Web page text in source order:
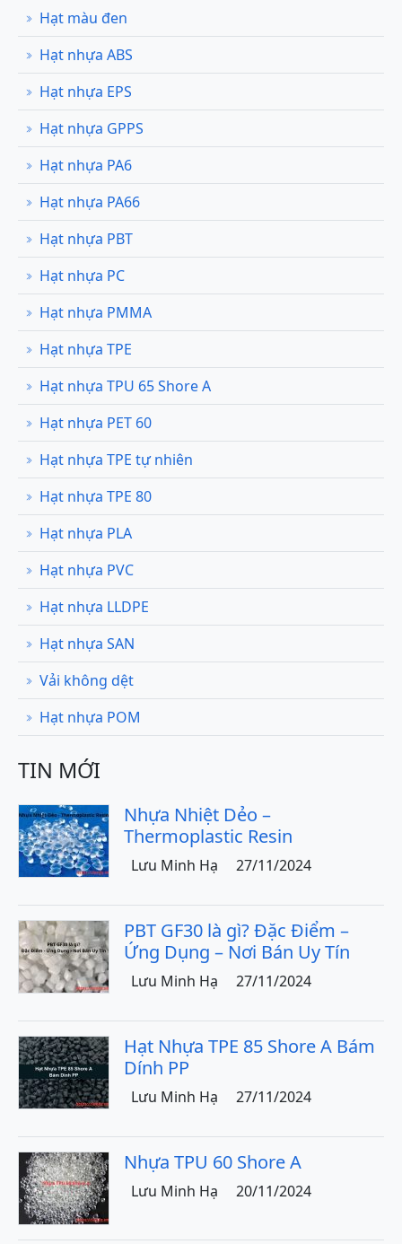
Hạt màu đen
Hạt nhựa ABS
Hạt nhựa EPS
Hạt nhựa GPPS
Hạt nhựa PA6
Hạt nhựa PA66
Hạt nhựa PBT
Hạt nhựa PC
Hạt nhựa PMMA
Hạt nhựa TPE
Hạt nhựa TPU 65 Shore A
Hạt nhựa PET 60
Hạt nhựa TPE tự nhiên
Hạt nhựa TPE 80
Hạt nhựa PLA
Hạt nhựa PVC
Hạt nhựa LLDPE
Hạt nhựa SAN
Vải không dệt
Hạt nhựa POM
TIN MỚI
Nhựa Nhiệt Dẻo –
Thermoplastic Resin
Lưu Minh Hạ 27/11/2024
PBT GF30 là gì? Đặc Điểm –
Ứng Dụng – Nơi Bán Uy Tín
Lưu Minh Hạ 27/11/2024
Hạt Nhựa TPE 85 Shore A Bám
Dính PP
Lưu Minh Hạ 27/11/2024
Nhựa TPU 60 Shore A
Lưu Minh Hạ 20/11/2024